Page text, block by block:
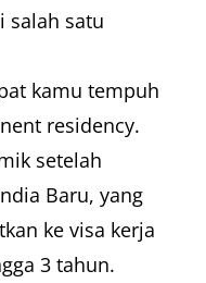
salah satu
kamu tempuh
residency.
setelah
Baru, yang
ke visa kerja
3 tahun.